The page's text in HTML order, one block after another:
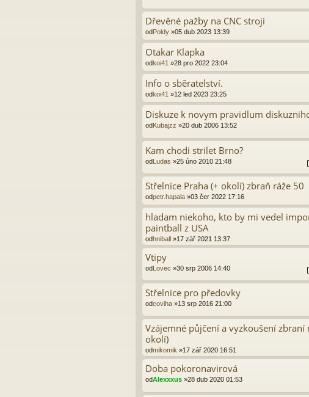
Dřevěné pažby na CNC stroji
od Poldy »05 dub 2023 13:39
Otakar Klapka
odkoi41 »28 pro 2022 23:04
Info o sběratelství.
odkoi41 »12 led 2023 23:25
Diskuze k novym pravidlum
od Kubajzz »20 dub 2006 13:52
Kam chodi strilet Brno?
odLudas »25 úno 2010 21:48
Střelnice Praha (+ okolí) zbraň ráže 50
odpetr.hapala »03 čer 2022 17:16
hladam niekoho, kto by mi vedel
paintball z USA
odhniball »17 zář 2021 13:37
Vtipy
odLovec »30 srp 2006 14:40
Střelnice pro předovky
odcoviha »13 srp 2016 21:00
Vzájemné půjčení a vyzkoušení zbraní
okolí)
odmikomik »17 zář 2020 16:51
Doba pokoronavirová
odAlexxxus »28 dub 2020 01:53